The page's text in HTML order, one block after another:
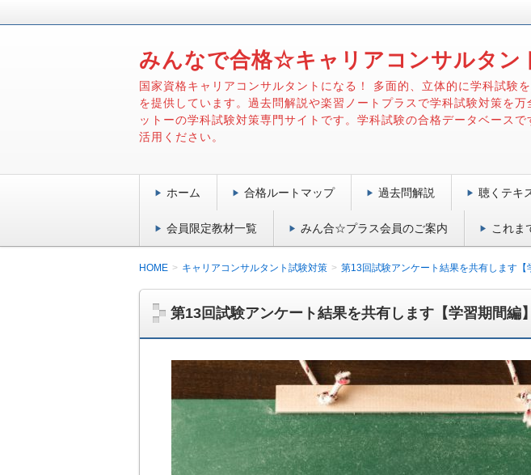
みんなで合格☆キャリアコンサルタン
国家資格キャリアコンサルタントになる！ 多面的、立体的に学科試験
を提供しています。過去問解説や楽習ノートプラスで学科試験対策を
ットーの学科試験対策専門サイトです。学科試験の合格データベース
活用ください。
ホーム 合格ルートマップ 過去問解説 聴くテキ
会員限定教材一覧 みん合☆プラス会員のご案内 これま
HOME キャリアコンサルタント試験対策 第13回試験アンケート結果を共有します【
第13回試験アンケート結果を共有します【学習期間編】